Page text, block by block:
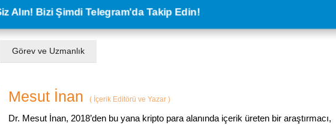
Alın! Bizi Şimdi Telegram'da Takip Edin!
Görev ve Uzmanlık
Mesut İnan ( İçerik Editörü ve Yazar )
Dr. Mesut İnan, 2018’den bu yana kripto para alanında içerik üreten bir araştırmacı,